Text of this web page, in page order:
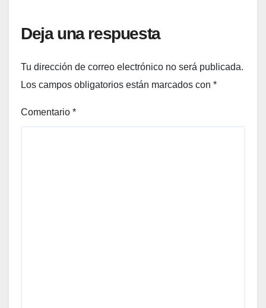
Deja una respuesta
Tu dirección de correo electrónico no será publicada.
Los campos obligatorios están marcados con *
Comentario *